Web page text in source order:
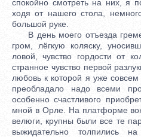
спокойно смотреть на них, я
ходя от нашего стола,
большой руке.
В день моего отъезда
гром, лёгкую коляску,
ловой, чувство гордости от
странное чувство первой
любовь к которой я уже совсем
преобладало надо всеми
особенно счастливого
мной в Орле. На платформе
велюги, крупны были все те
выжидательно толпились